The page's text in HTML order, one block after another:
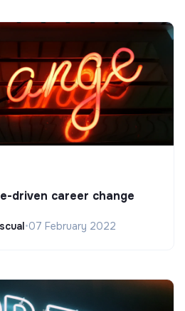
driven career change
•07 February 2022